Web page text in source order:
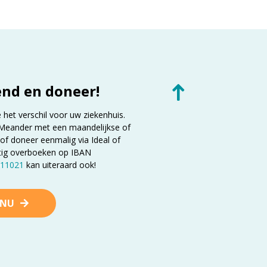
en doneer!
verschil voor uw ziekenhuis.
met een maandelijkse of
doneer eenmalig via Ideal of
overboeken op IBAN
kan uiteraard ook!